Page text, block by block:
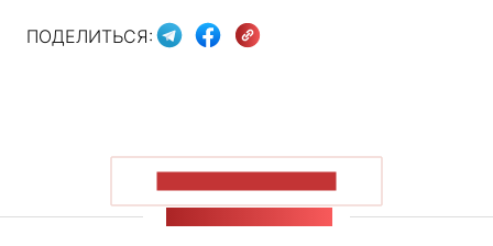
ПОДЕЛИТЬСЯ: